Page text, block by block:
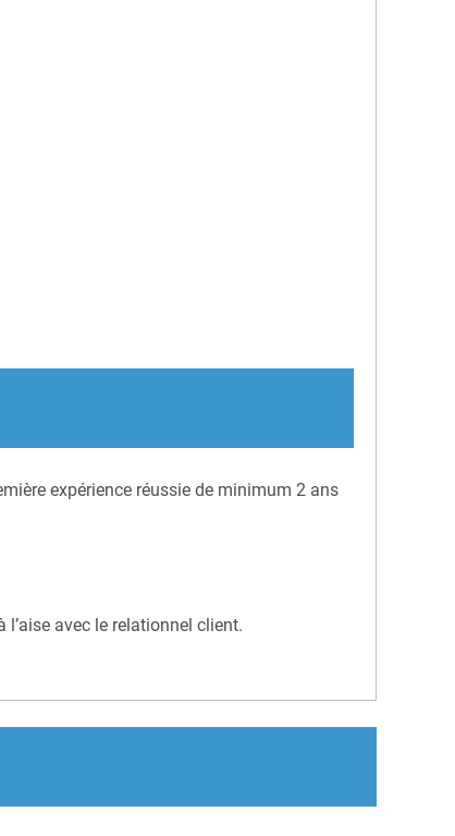
expérience réussie de minimum 2 ans
avec le relationnel client.